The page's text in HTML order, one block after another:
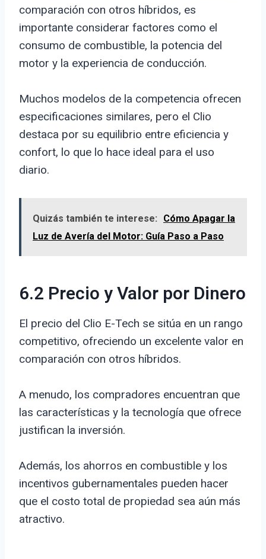
comparación con otros híbridos, es
importante considerar factores como el
consumo de combustible, la potencia del
motor y la experiencia de conducción.
Muchos modelos de la competencia ofrecen
especificaciones similares, pero el Clio
destaca por su equilibrio entre eficiencia y
confort, lo que lo hace ideal para el uso
diario.
Quizás también te interese:
Cómo Apagar la
Luz de Avería del Motor: Guía Paso a Paso
6.2 Precio y Valor por Dinero
El precio del Clio E-Tech se sitúa en un rango
competitivo, ofreciendo un excelente valor en
comparación con otros híbridos.
A menudo, los compradores encuentran que
las características y la tecnología que ofrece
justifican la inversión.
Además, los ahorros en combustible y los
incentivos gubernamentales pueden hacer
que el costo total de propiedad sea aún más
atractivo.